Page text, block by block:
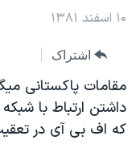
صفحه
جهش
جستجو
جهان
ویژه برنامه‌ها
ویدیوها
صفحه‌های ویژه
۲۵۰سالگی آمریکا
بایگانی برنامه‌های
فرکانس‌های صدای
یادگیری زبان
۱۰ اسفند ۱۳۸۱
اشتراک
مقامات پاکستانی
داشتن ارتباط با
که اف بی آی در